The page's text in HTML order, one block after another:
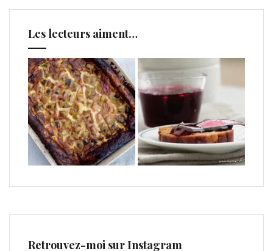
Les lecteurs aiment…
Retrouvez-moi sur Instagram